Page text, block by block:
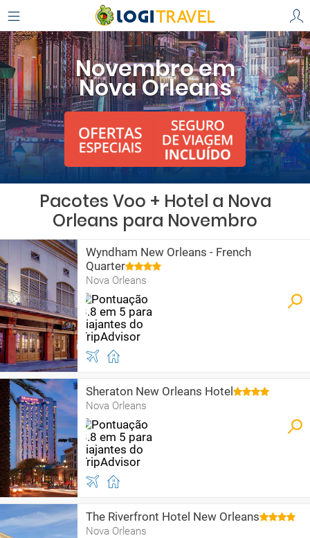
Novembro em
Nova Orleans
Pacotes Voo + Hotel a Nova
Orleans para Novembro
Wyndham New Orleans - French
Quarter
Nova Orleans
Sheraton New Orleans Hotel
Nova Orleans
The Riverfront Hotel New Orleans
Nova Orleans